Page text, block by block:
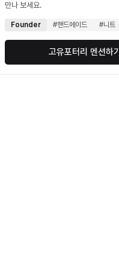
만나 보세요.
Founder #핸드메이드 #니트
고유포터리 멘션하기